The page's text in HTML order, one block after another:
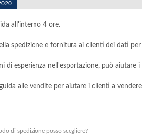
all'interno 4 ore.
spedizione e fornitura ai clienti dei dati per
di esperienza nell'esportazione, può
alle vendite per aiutare i clienti a
di spedizione posso scegliere?